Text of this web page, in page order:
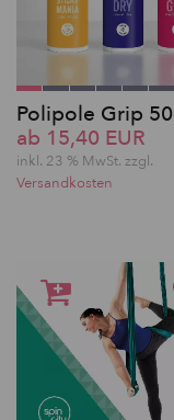
Polipole Grip
ab 15,40 EUR
inkl. 23 % MwSt. zzgl.
Versandkosten